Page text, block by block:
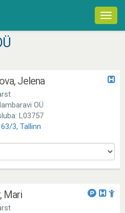
Jelena
OÜ
L03757
3, Tallinn
Mari